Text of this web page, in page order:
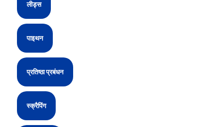
लीड्स
पाइथन
प्रतिष्ठा प्रबंधन
स्क्रैपिंग